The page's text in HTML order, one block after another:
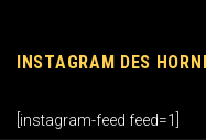
INSTAGRAM DES
[instagram-feed feed=1]